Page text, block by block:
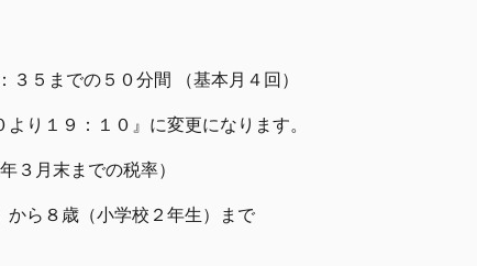
３５までの５０分間 （基本月４回）
り１９：１０』に変更になります。
３月末までの税率）
から８歳（小学校２年生）まで